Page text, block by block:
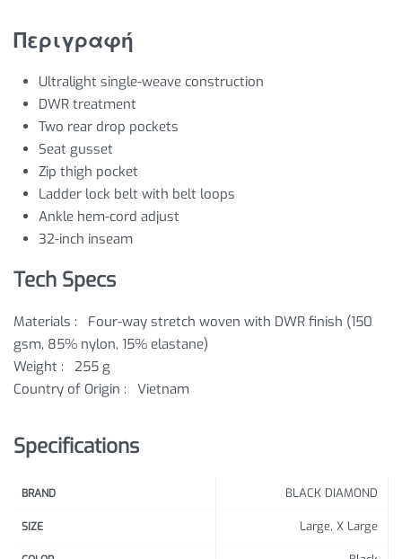
Περιγραφή
Ultralight single-weave construction
DWR treatment
Two rear drop pockets
Seat gusset
Zip thigh pocket
Ladder lock belt with belt loops
Ankle hem-cord adjust
32-inch inseam
Tech Specs
Materials :
Four-way stretch woven with DWR finish (150
gsm, 85% nylon, 15% elastane)
Weight :
255 g
Country of Origin :
Vietnam
Specifications
BRAND BLACK DIAMOND
SIZE Large, X Large